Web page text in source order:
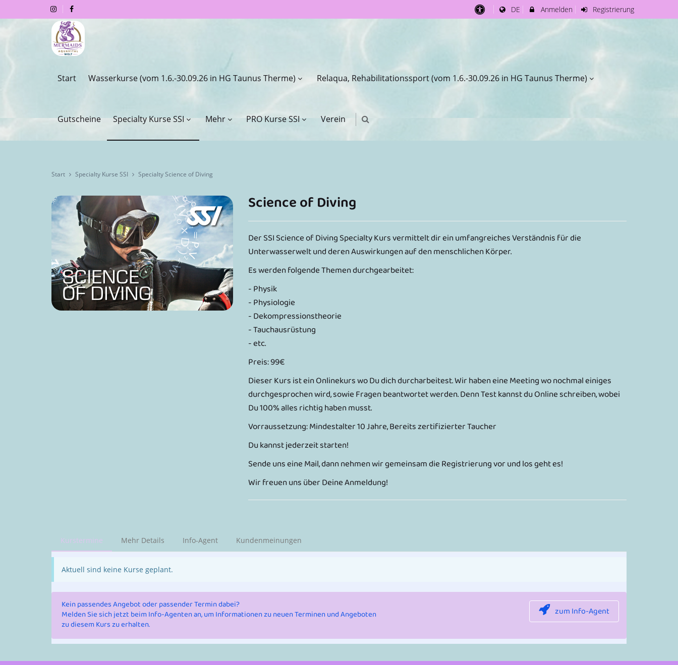
DE Anmelden Registrierung
Start Wasserkurse (vom 1.6.-30.09.26 in HG Taunus Therme) Relaqua, Rehabilitationssport (vom 1.6.-30.09.26 in HG Taunus Therme)
Gutscheine Specialty Kurse SSI Mehr PRO Kurse SSI Verein
Start Specialty Kurse SSI Specialty Science of Diving
Science of Diving
Der SSI Science of Diving Specialty Kurs vermittelt dir ein umfangreiches Verständnis für die
Unterwasserwelt und deren Auswirkungen auf den menschlichen Körper.
Es werden folgende Themen durchgearbeitet:
- Physik
- Physiologie
- Dekompressionstheorie
- Tauchausrüstung
- etc.
Preis: 99€
Dieser Kurs ist ein Onlinekurs wo Du dich durcharbeitest. Wir haben eine Meeting wo nochmal einiges
durchgesprochen wird, sowie Fragen beantwortet werden. Denn Test kannst du Online schreiben, wobei
Du 100% alles richtig haben musst.
Vorraussetzung: Mindestalter 10 Jahre, Bereits zertifizierter Taucher
Du kannst jederzeit starten!
Sende uns eine Mail, dann nehmen wir gemeinsam die Registrierung vor und los geht es!
Wir freuen uns über Deine Anmeldung!
Kurstermine Mehr Details Info-Agent Kundenmeinungen
Aktuell sind keine Kurse geplant.
Kein passendes Angebot oder passender Termin dabei?
Melden Sie sich jetzt beim Info-Agenten an, um Informationen zu neuen Terminen und Angeboten
zu diesem Kurs zu erhalten.
zum Info-Agent